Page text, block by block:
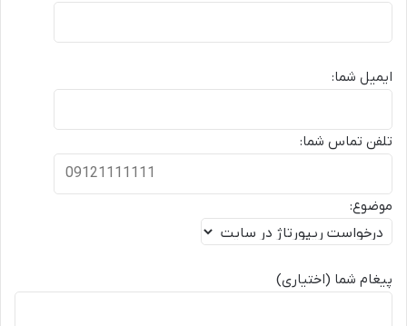
ایمیل شما:
تلفن تماس شما:
موضوع:
پیغام شما (اختیاری)